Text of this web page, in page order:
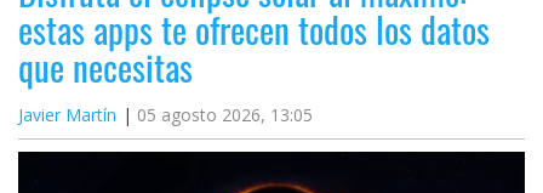
estas apps te ofrecen todos los datos
que necesitas
Javier Martín 05 agosto 2026, 13:05